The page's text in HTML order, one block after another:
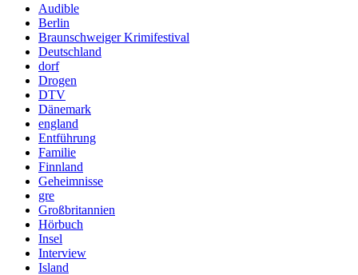
Audible
Berlin
Braunschweiger Krimifestival
Deutschland
dorf
Drogen
DTV
Dänemark
england
Entführung
Familie
Finnland
Geheimnisse
gre
Großbritannien
Hörbuch
Insel
Interview
Island